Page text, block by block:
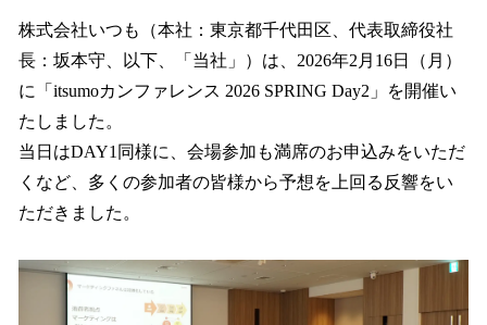
！
読
み
込
み
中
で
株式会社いつも（本社：東京都千代田区、代表取締役社
長：坂本守、以下、「当社」）は、2026年2月16日（月）
に「itsumoカンファレンス 2026 SPRING Day2」を開催い
たしました。
当日はDAY1同様に、会場参加も満席のお申込みをいただ
くなど、多くの参加者の皆様から予想を上回る反響をい
ただきました。